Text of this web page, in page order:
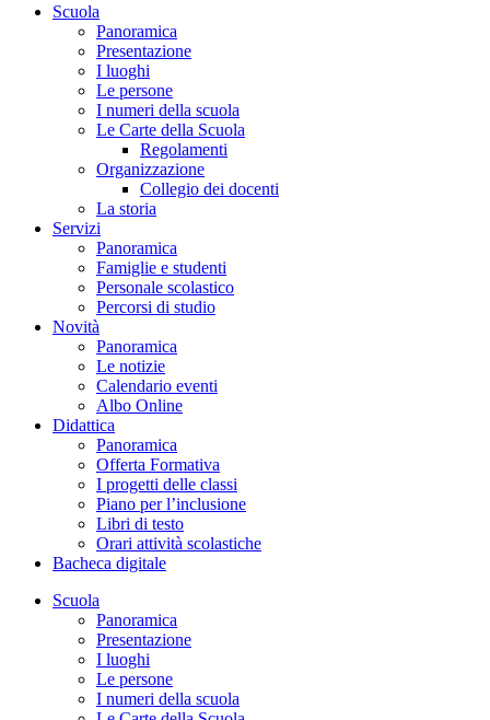
Scuola
Panoramica
Presentazione
I luoghi
Le persone
I numeri della scuola
Le Carte della Scuola
Regolamenti
Organizzazione
Collegio dei docenti
La storia
Servizi
Panoramica
Famiglie e studenti
Personale scolastico
Percorsi di studio
Novità
Panoramica
Le notizie
Calendario eventi
Albo Online
Didattica
Panoramica
Offerta Formativa
I progetti delle classi
Piano per l’inclusione
Libri di testo
Orari attività scolastiche
Bacheca digitale
Scuola
Panoramica
Presentazione
I luoghi
Le persone
I numeri della scuola